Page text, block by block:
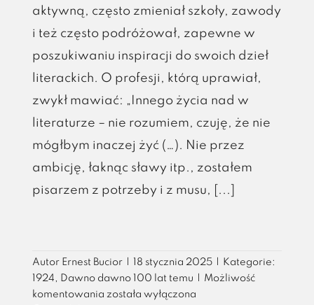
aktywną, często zmieniał szkoły, zawody
i też często podróżował, zapewne w
poszukiwaniu inspiracji do swoich dzieł
literackich. O profesji, którą uprawiał,
zwykł mawiać: „Innego życia nad w
literaturze – nie rozumiem, czuję, że nie
mógłbym inaczej żyć (…). Nie przez
ambicję, łaknąc sławy itp., zostałem
pisarzem z potrzeby i z musu, [...]
Autor Ernest Bucior 18 stycznia 2025
Kategorie:
1924, Dawno dawno 100 lat temu
Możliwość
komentowania „Za
została wyłączona